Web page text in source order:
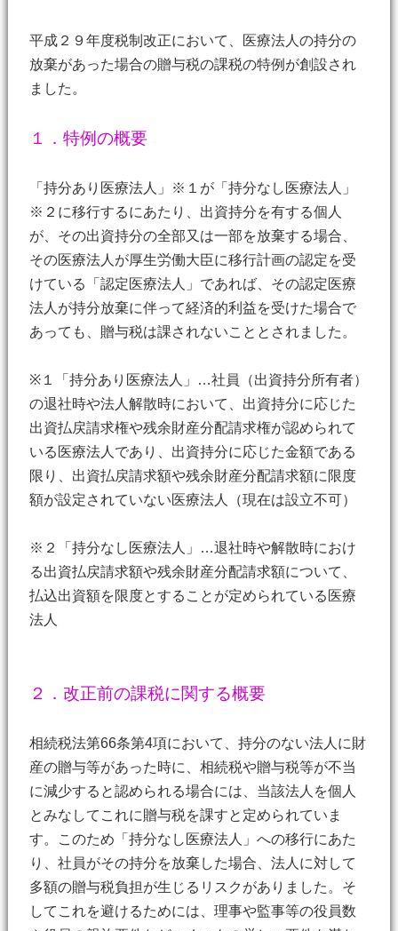
平成２９年度税制改正において、医療法人の持分の
放棄があった場合の贈与税の課税の特例が創設され
ました。
１．特例の概要
「持分あり医療法人」※１が「持分なし医療法人」
※２に移行するにあたり、出資持分を有する個人
が、その出資持分の全部又は一部を放棄する場合、
その医療法人が厚生労働大臣に移行計画の認定を受
けている「認定医療法人」であれば、その認定医療
法人が持分放棄に伴って経済的利益を受けた場合で
あっても、贈与税は課されないこととされました。
※１「持分あり医療法人」…社員（出資持分所有者）
の退社時や法人解散時において、出資持分に応じた
出資払戻請求権や残余財産分配請求権が認められて
いる医療法人であり、出資持分に応じた金額である
限り、出資払戻請求額や残余財産分配請求額に限度
額が設定されていない医療法人（現在は設立不可）
※２「持分なし医療法人」…退社時や解散時におけ
る出資払戻請求額や残余財産分配請求額について、
払込出資額を限度とすることが定められている医療
法人
２．改正前の課税に関する概要
相続税法第66条第4項において、持分のない法人に財
産の贈与等があった時に、相続税や贈与税等が不当
に減少すると認められる場合には、当該法人を個人
とみなしてこれに贈与税を課すと定められていま
す。このため「持分なし医療法人」への移行にあた
り、社員がその持分を放棄した場合、法人に対して
多額の贈与税負担が生じるリスクがありました。そ
してこれを避けるためには、理事や監事等の役員数